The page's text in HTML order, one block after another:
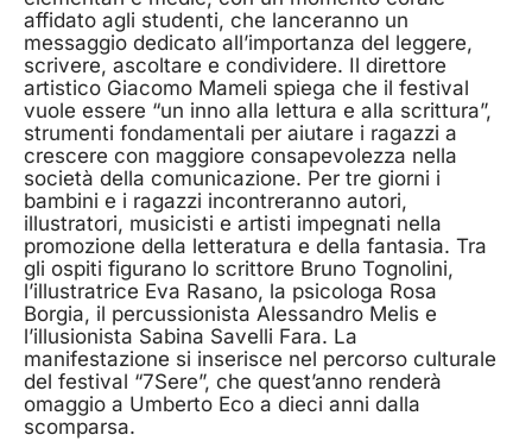
affidato agli studenti, che lanceranno un
messaggio dedicato all’importanza del leggere,
scrivere, ascoltare e condividere. Il direttore
artistico Giacomo Mameli spiega che il festival
vuole essere “un inno alla lettura e alla scrittura”,
strumenti fondamentali per aiutare i ragazzi a
crescere con maggiore consapevolezza nella
società della comunicazione. Per tre giorni i
bambini e i ragazzi incontreranno autori,
illustratori, musicisti e artisti impegnati nella
promozione della letteratura e della fantasia. Tra
gli ospiti figurano lo scrittore Bruno Tognolini,
l’illustratrice Eva Rasano, la psicologa Rosa
Borgia, il percussionista Alessandro Melis e
l’illusionista Sabina Savelli Fara. La
manifestazione si inserisce nel percorso culturale
del festival “7Sere”, che quest’anno renderà
omaggio a Umberto Eco a dieci anni dalla
scomparsa.